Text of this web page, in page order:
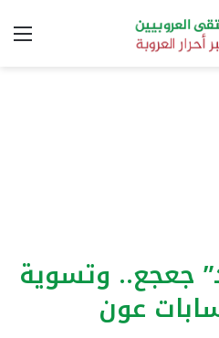
جعجع.. وتسوية
عون